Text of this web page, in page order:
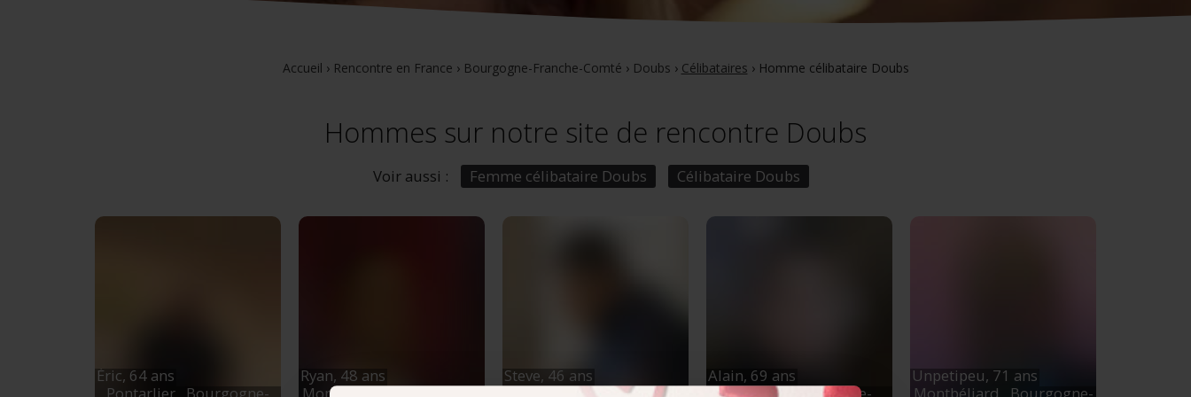
Accueil › Rencontre en France › Bourgogne-Franche-Comté › Doubs › Célibataires › Homme célibataire Doubs
Hommes sur notre site de rencontre Doubs
Voir aussi : Femme célibataire Doubs Célibataire Doubs
Éric, 64 ans
Pontarlier , Bourgogne-
Ryan, 48 ans
Montbéliard, Bourgogne-
Steve, 46 ans
Pontarlier, Bourgogne-
Alain, 69 ans
Mathay, Bourgogne-
Unpetipeu, 71 ans
Montbéliard , Bourgogne-